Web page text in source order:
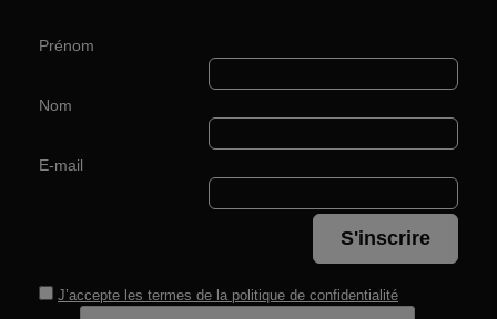
Prénom
Nom
E-mail
S'inscrire
J’accepte les termes de la politique de confidentialité